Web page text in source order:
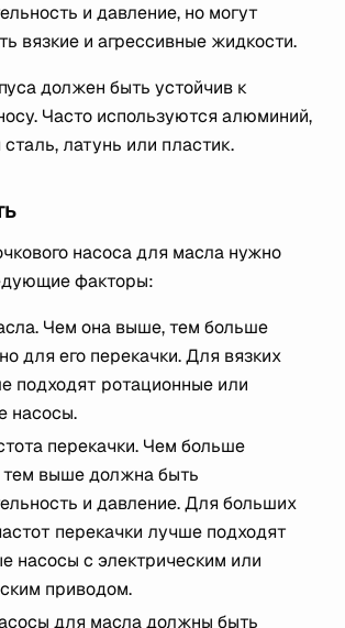
и давление, но могут
вязкие и агрессивные жидкости.
должен быть устойчив к
Часто используются алюминий,
латунь или пластик.
насоса для масла нужно
факторы:
Чем она выше, тем больше
для его перекачки. Для вязких
подходят ротационные или
насосы.
перекачки. Чем больше
тем выше должна быть
и давление. Для больших
перекачки лучше подходят
насосы с электрическим или
приводом.
для масла должны быть